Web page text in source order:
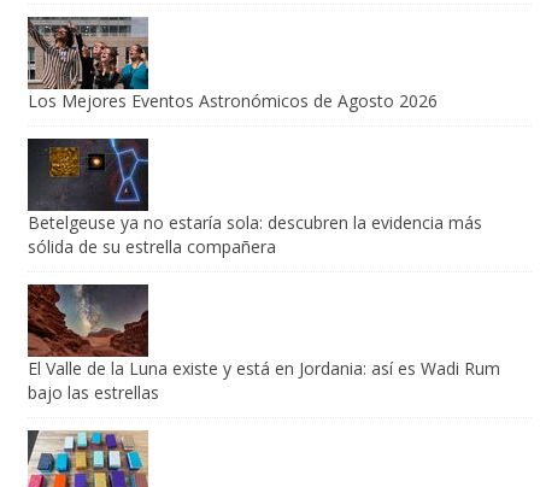
Los Mejores Eventos Astronómicos de Agosto 2026
Betelgeuse ya no estaría sola: descubren la evidencia más
sólida de su estrella compañera
El Valle de la Luna existe y está en Jordania: así es Wadi Rum
bajo las estrellas